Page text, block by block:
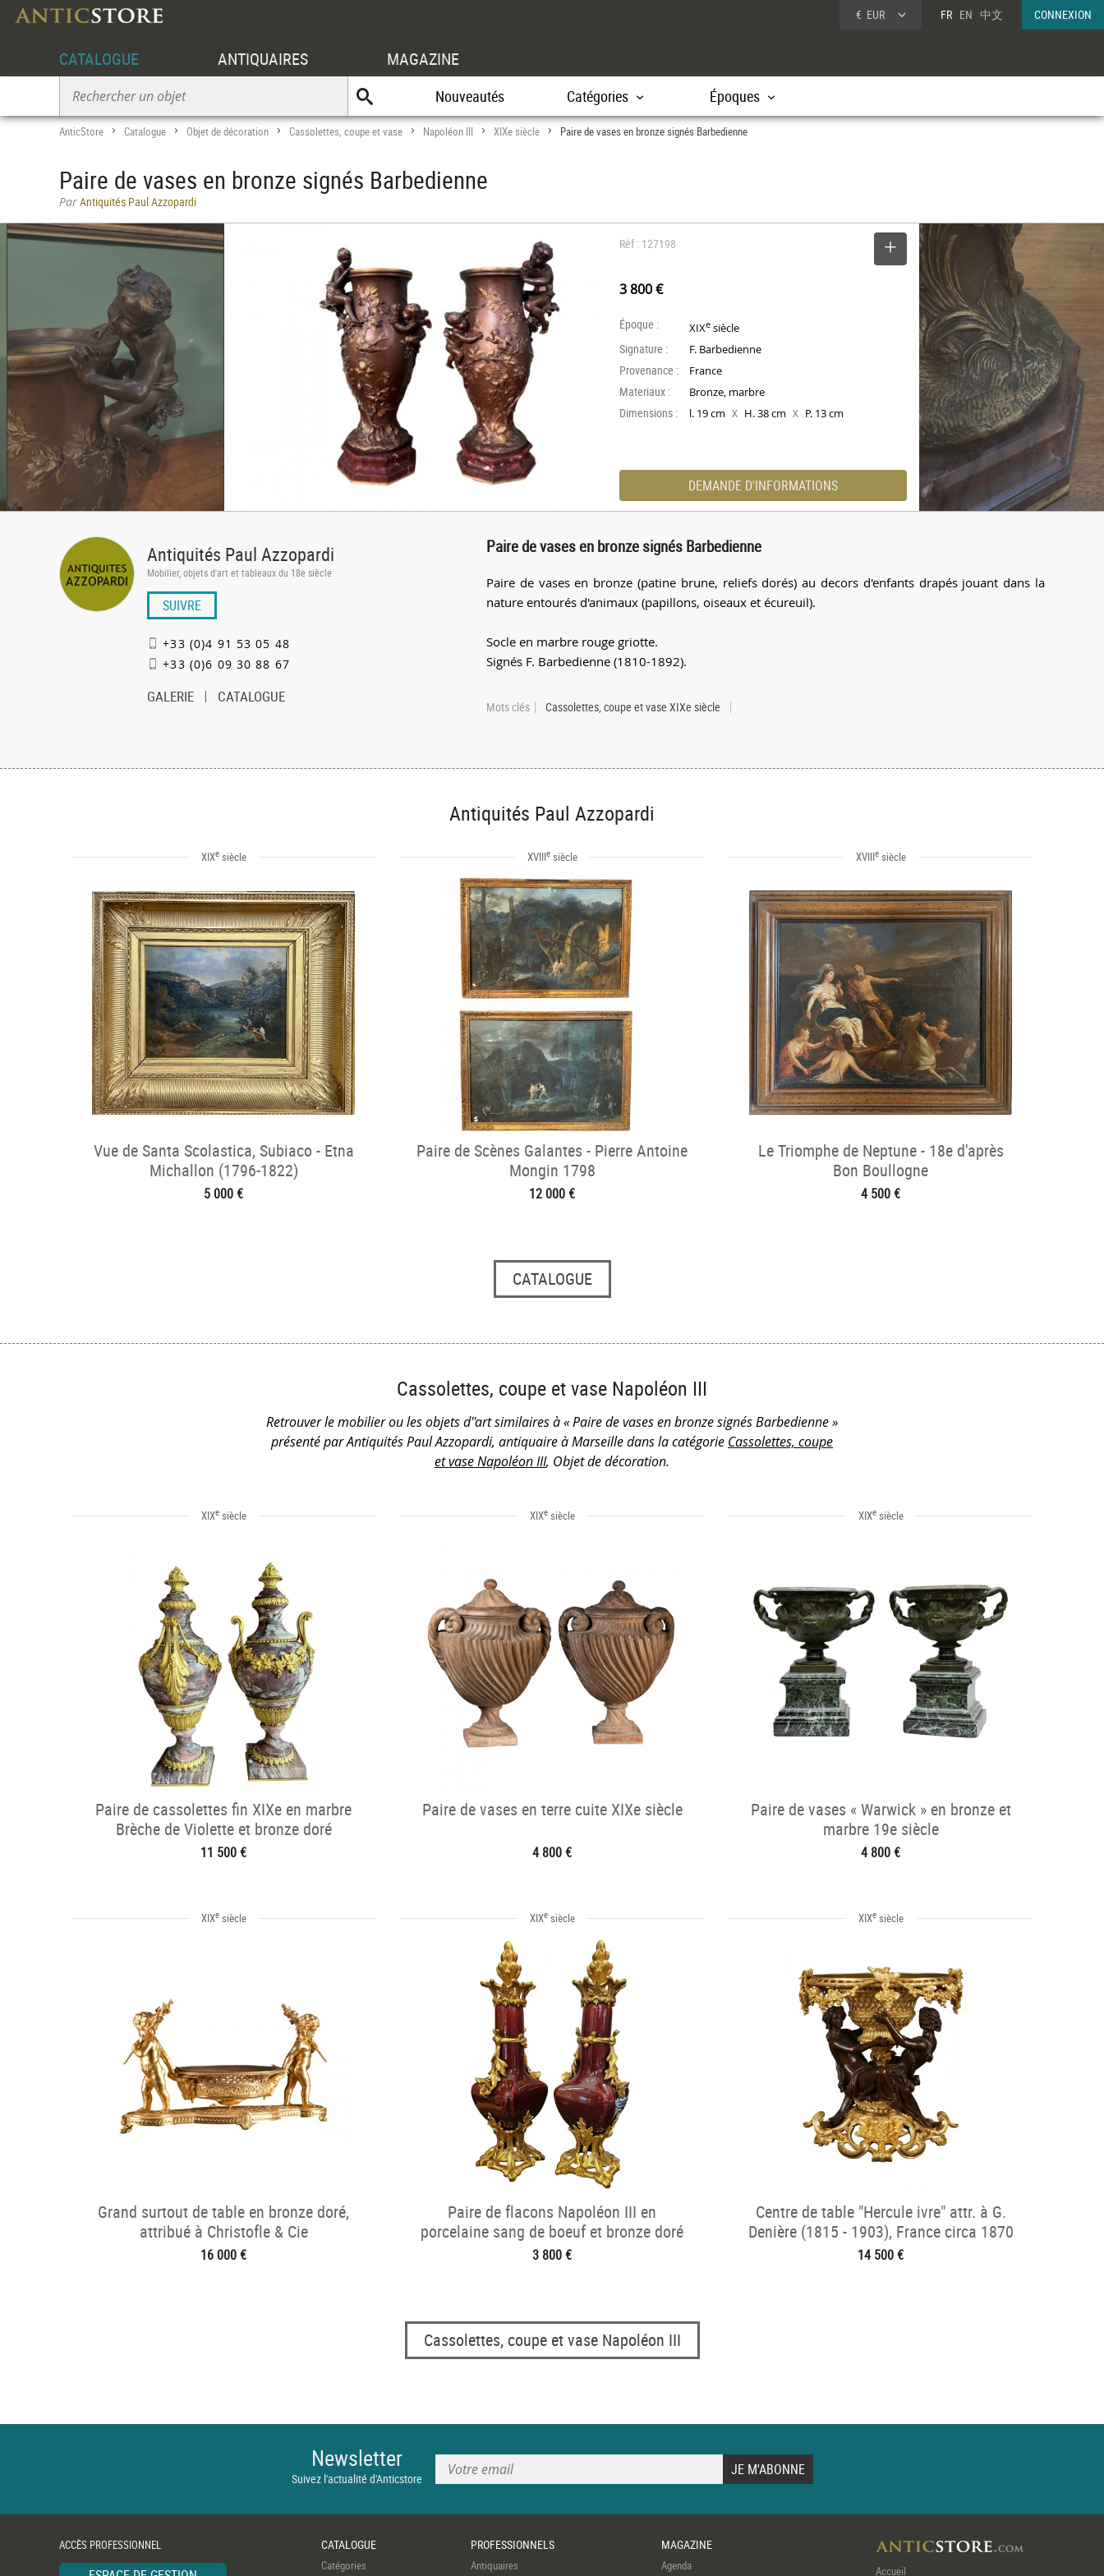
€ EUR FR EN 中文 CONNEXION
CATALOGUE ANTIQUAIRES MAGAZINE
Nouveautés Catégories Époques
AnticStore > Catalogue > Objet de décoration > Cassolettes, coupe et vase > Napoléon III > XIXe siècle > Paire de vases en bronze signés Barbedienne
Paire de vases en bronze signés Barbedienne
ParAntiquités Paul Azzopardi
Réf : 127198
3 800 €
Époque : XIXe siècle
Signature : F. Barbedienne
Provenance : France
Materiaux : Bronze, marbre
Dimensions : l. 19 cm X H. 38 cm X P. 13 cm
DEMANDE D'INFORMATIONS
Antiquités Paul Azzopardi
Mobilier, objets d'art et tableaux du 18e siècle
SUIVRE
+33 (0)4 91 53 05 48
+33 (0)6 09 30 88 67
GALERIE CATALOGUE
Paire de vases en bronze signés Barbedienne
Paire de vases en bronze (patine brune, reliefs dorés) au decors d'enfants drapés jouant dans la
nature entourés d'animaux (papillons, oiseaux et écureuil).
Socle en marbre rouge griotte.
Signés F. Barbedienne (1810-1892).
Mots clés Cassolettes, coupe et vase XIXe siècle
Antiquités Paul Azzopardi
XIXesiècle
Vue de Santa Scolastica, Subiaco - Etna
Michallon (1796-1822)
5 000 €
XVIIIesiècle
Paire de Scènes Galantes - Pierre Antoine
Mongin 1798
12 000 €
XVIIIesiècle
Le Triomphe de Neptune - 18e d'après
Bon Boullogne
4 500 €
CATALOGUE
Cassolettes, coupe et vase Napoléon III
Retrouver le mobilier ou les objets d''art similaires à « Paire de vases en bronze signés Barbedienne »
présenté par Antiquités Paul Azzopardi, antiquaire à Marseille dans la catégorie Cassolettes, coupe
et vase Napoléon III, Objet de décoration.
XIXesiècle
Paire de cassolettes fin XIXe en marbre
Brèche de Violette et bronze doré
11 500 €
XIXesiècle
Paire de vases en terre cuite XIXe siècle
4 800 €
XIXesiècle
Paire de vases « Warwick » en bronze et
marbre 19e siècle
4 800 €
XIXesiècle
Grand surtout de table en bronze doré,
attribué à Christofle & Cie
16 000 €
XIXesiècle
Paire de flacons Napoléon III en
porcelaine sang de boeuf et bronze doré
et ciselé,
3 800 €
XIXesiècle
Centre de table "Hercule ivre" attr. à G.
Denière (1815 - 1903), France circa 1870
14 500 €
Cassolettes, coupe et vase Napoléon III
Newsletter
Suivez l'actualité d'Anticstore
ACCÈS PROFESSIONNEL CATALOGUE
Catégories
PROFESSIONNELS
Antiquaires
MAGAZINE
Agenda Accueil